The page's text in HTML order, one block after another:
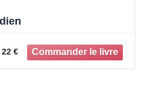
22 €